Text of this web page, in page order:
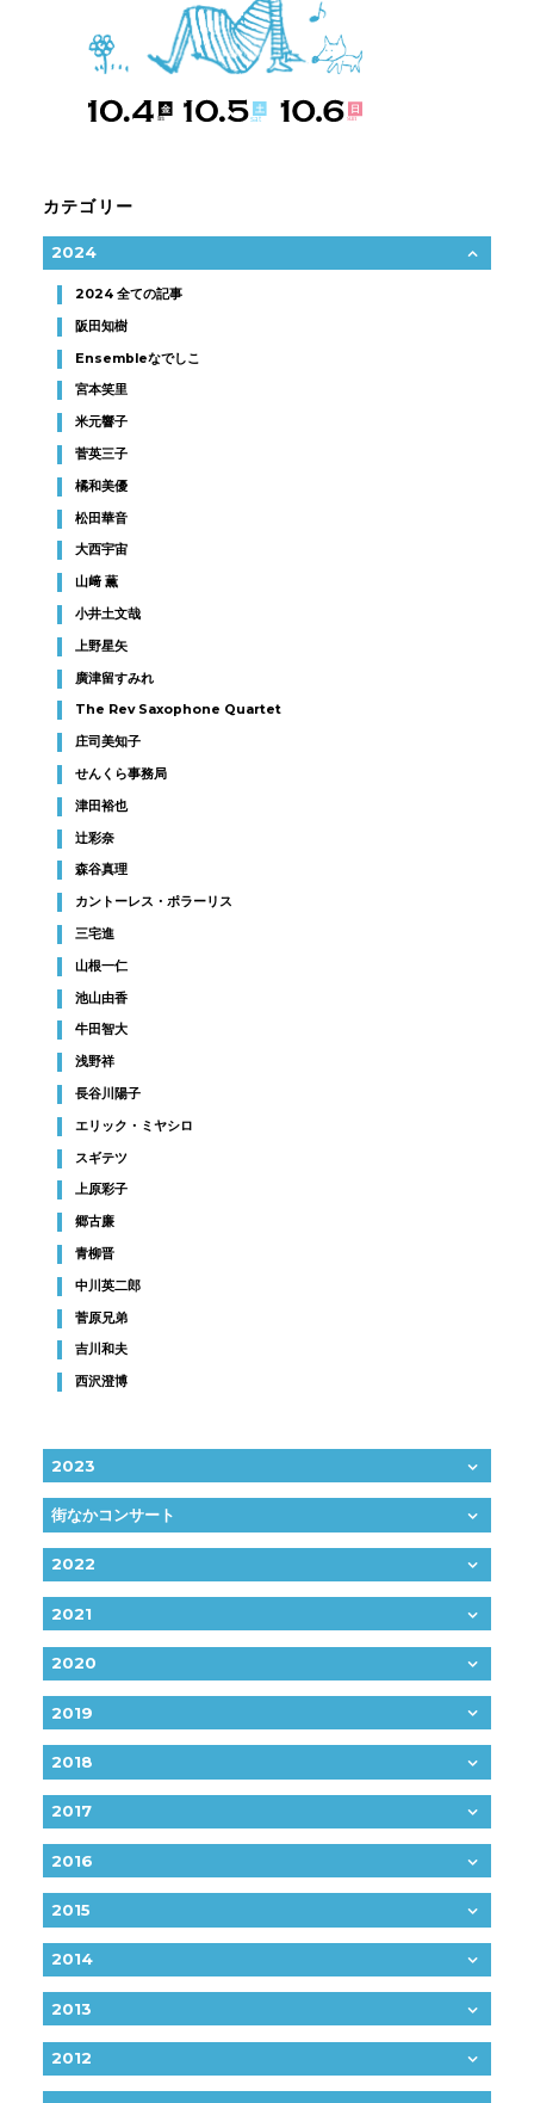
カテゴリー
2024
2024 全ての記事
阪田知樹
Ensembleなでしこ
宮本笑里
米元響子
菅英三子
橘和美優
松田華音
大西宇宙
山﨑 薫
小井土文哉
上野星矢
廣津留すみれ
The Rev Saxophone Quartet
庄司美知子
せんくら事務局
津田裕也
辻彩奈
森谷真理
カントーレス・ポラーリス
三宅進
山根一仁
池山由香
牛田智大
浅野祥
長谷川陽子
エリック・ミヤシロ
スギテツ
上原彩子
郷古廉
青柳晋
中川英二郎
菅原兄弟
吉川和夫
西沢澄博
2023
街なかコンサート
2022
2021
2020
2019
2018
2017
2016
2015
2014
2013
2012